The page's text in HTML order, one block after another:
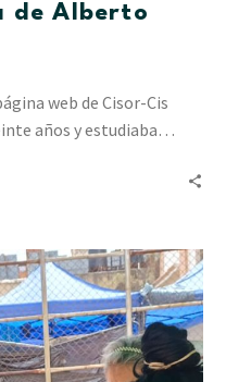
de Alberto
web de Cisor-Cis
años y estudiaba…